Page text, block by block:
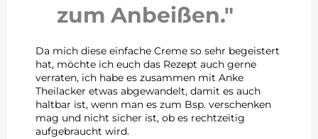
zum Anbeißen."
Da mich diese einfache Creme so sehr begeistert
hat, möchte ich euch das Rezept auch gerne
verraten, ich habe es zusammen mit Anke
Theilacker etwas abgewandelt, damit es auch
haltbar ist, wenn man es zum Bsp. verschenken
mag und nicht sicher ist, ob es rechtzeitig
aufgebraucht wird.